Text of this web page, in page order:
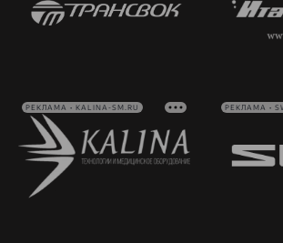
РЕКЛАМА • KALINA-SM.RU РЕКЛАМА •